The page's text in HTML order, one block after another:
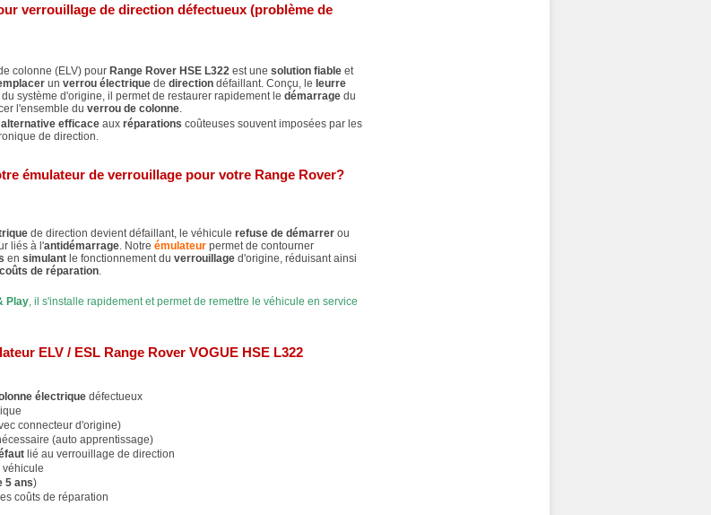
verrouillage de direction défectueux (problème de
colonne (ELV) pour Range Rover HSE L322 est une solution fiable et
un verrou électrique de direction défaillant. Conçu, le leurre
système d'origine, il permet de restaurer rapidement le démarrage du
l'ensemble du verrou de colonne.
alternative efficace aux réparations coûteuses souvent imposées par les
de direction.
émulateur de verrouillage pour votre Range Rover?
de direction devient défaillant, le véhicule refuse de démarrer ou
liés à l'antidémarrage. Notre émulateur permet de contourner
en simulant le fonctionnement du verrouillage d'origine, réduisant ainsi
coûts de réparation.
Play, il s'installe rapidement et permet de remettre le véhicule en service
ELV / ESL Range Rover VOGUE HSE L322
électrique défectueux
connecteur d'origine)
(auto apprentissage)
lié au verrouillage de direction
véhicule
5 ans)
coûts de réparation